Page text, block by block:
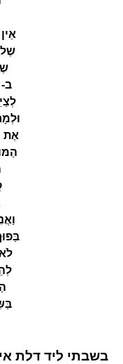
אֶת
בשבתי ליד דלת